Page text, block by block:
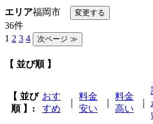
エリア福岡市
36件
1 2 3 4
【 並び順 】
【 並び
順 】:
おす
すめ
料金
安い
料金
高い